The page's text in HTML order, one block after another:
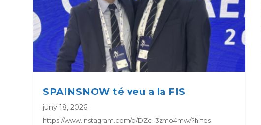
SPAINSNOW té veu a la FIS
juny 18, 2026
https://www.instagram.com/p/DZc_3zmo4mw/?hl=es